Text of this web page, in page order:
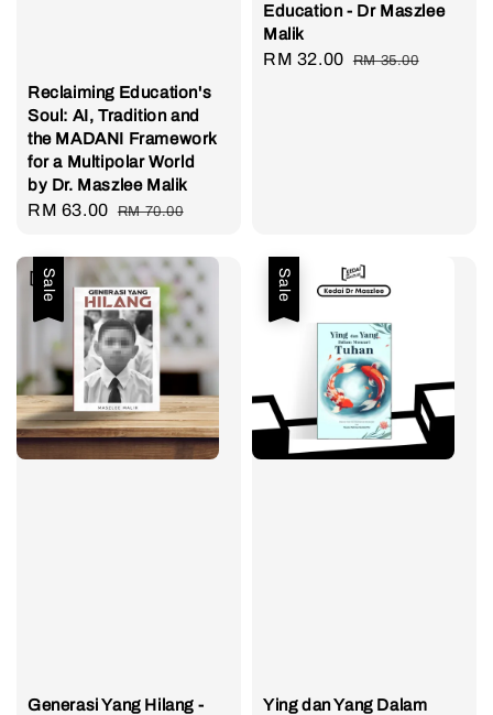
Reclaiming Education's
Soul: AI, Tradition and
the MADANI Framework
for a Multipolar World
by Dr. Maszlee Malik
Sale
RM 63.00 Regular
RM 70.00
Education - Dr Maszlee
Malik
Sale
RM 32.00 Regular
RM 35.00
Sale
Generasi Yang Hilang -
Sale
Ying dan Yang Dalam